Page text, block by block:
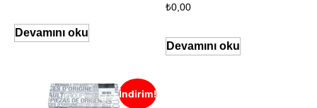
Devamını oku
₺0,00
Devamını oku
İndirim!